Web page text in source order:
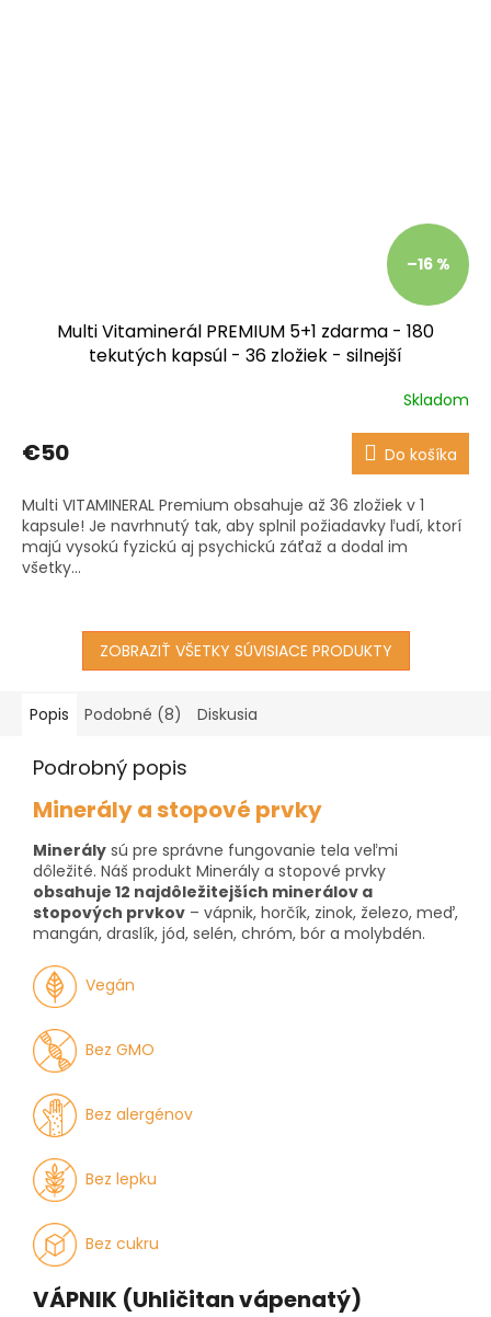
–16 %
Multi Vitaminerál PREMIUM 5+1 zdarma - 180
tekutých kapsúl - 36 zložiek - silnejší
produktu
je
z
5
hviezdičiek.
Skladom
€50 Do košíka
Multi VITAMINERAL Premium obsahuje až 36 zložiek v 1
kapsule! Je navrhnutý tak, aby splnil požiadavky ľudí, ktorí
majú vysokú fyzickú aj psychickú záťaž a dodal im
všetky...
ZOBRAZIŤ VŠETKY SÚVISIACE PRODUKTY
Popis Podobné (8) Diskusia
Podrobný popis
Minerály a stopové prvky
Minerály sú pre správne fungovanie tela veľmi
dôležité. Náš produkt Minerály a stopové prvky
obsahuje 12 najdôležitejších minerálov a
stopových prvkov – vápnik, horčík, zinok, železo, meď,
mangán, draslík, jód, selén, chróm, bór a molybdén.
Vegán
Bez GMO
Bez alergénov
Bez lepku
Bez cukru
VÁPNIK (Uhličitan vápenatý)